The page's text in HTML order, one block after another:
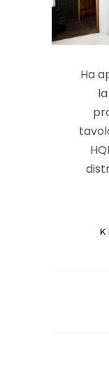
Ha